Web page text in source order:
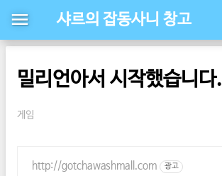
샤르의 잡동사니 창고
밀리언아서 시작했습니다.
게임
http://gotchawashmall.com 광고